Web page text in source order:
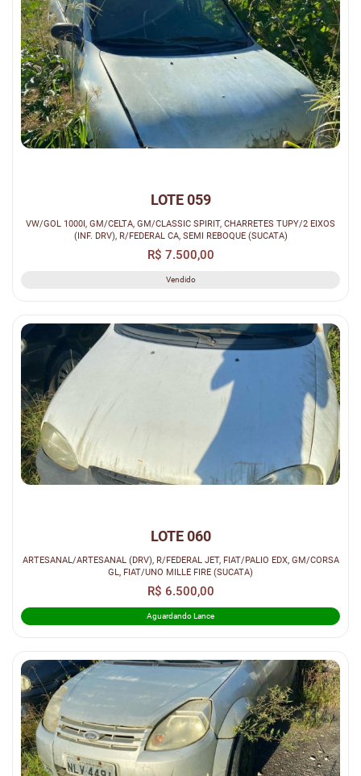
LOTE 059
VW/GOL 1000I, GM/CELTA, GM/CLASSIC SPIRIT, CHARRETES TUPY/2 EIXOS
(INF. DRV), R/FEDERAL CA, SEMI REBOQUE (SUCATA)
R$ 7.500,00
Vendido
LOTE 060
ARTESANAL/ARTESANAL (DRV), R/FEDERAL JET, FIAT/PALIO EDX, GM/CORSA
GL, FIAT/UNO MILLE FIRE (SUCATA)
R$ 6.500,00
Aguardando Lance